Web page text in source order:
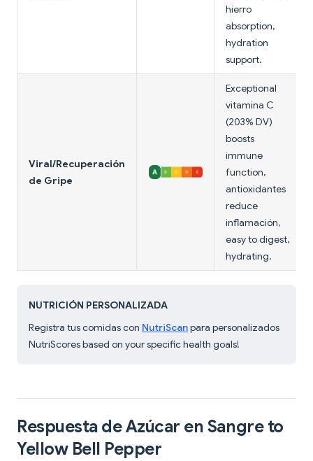
hierro
absorption,
hydration
support.
Viral/Recuperación
de Gripe
Exceptional
vitamina C
(203% DV)
boosts
immune
function,
antioxidantes
reduce
inflamación,
easy to digest,
hydrating.
NUTRICIÓN PERSONALIZADA
Registra tus comidas con NutriScanpara personalizados
NutriScores based on your specific health goals!
Respuesta de Azúcar en Sangre to
Yellow Bell Pepper